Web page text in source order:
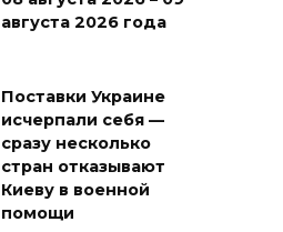
августа 2026 года
Поставки Украине
исчерпали себя —
сразу несколько
стран отказывают
Киеву в военной
помощи